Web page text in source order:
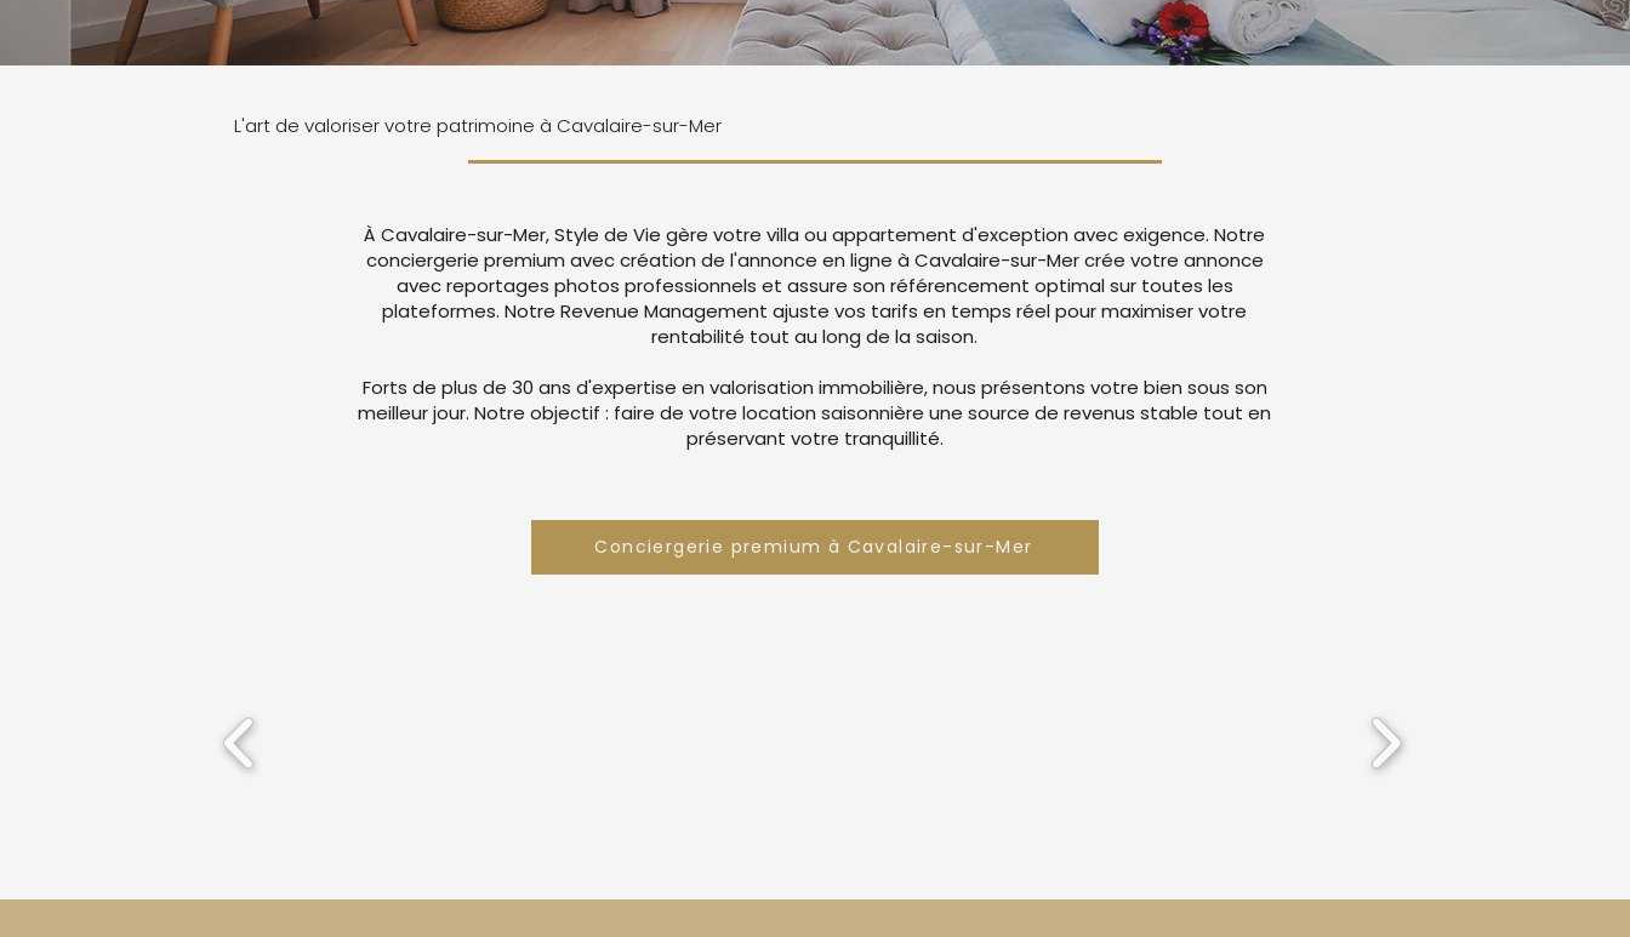
L'art de valoriser votre patrimoine à Cavalaire-sur-Mer
À Cavalaire-sur-Mer, Style de Vie gère votre villa ou appartement d'exception avec exigence. Notre
conciergerie premium avec création de l'annonce en ligne à Cavalaire-sur-Mer crée votre annonce
avec reportages photos professionnels et assure son référencement optimal sur toutes les
plateformes. Notre Revenue Management ajuste vos tarifs en temps réel pour maximiser votre
rentabilité tout au long de la saison.
Forts de plus de 30 ans d'expertise en valorisation immobilière, nous présentons votre bien sous son
meilleur jour. Notre objectif : faire de votre location saisonnière une source de revenus stable tout en
préservant votre tranquillité.
Conciergerie premium à Cavalaire-sur-Mer